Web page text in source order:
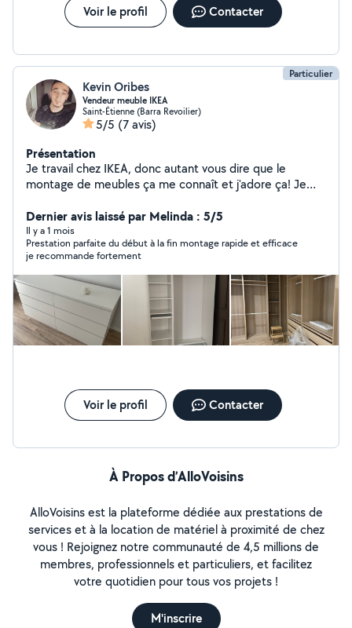
Voir le profil Contacter
Particulier
Kevin Oribes
Vendeur meuble IKEA
Saint-Étienne (Barra Revoilier)
5/5 (7 avis)
Présentation
Je travail chez IKEA, donc autant vous dire que le
montage de meubles ça me connaît et j'adore ça! Je
ainsi que de l'entretien extérieur. Je peux également
vous faire le ménage, vos courses, m'occuper de vos
animaux etc
Dernier avis laissé par Melinda : 5/5
Il y a 1 mois
Prestation parfaite du début à la fin montage rapide et efficace
je recommande fortement
Voir le profil Contacter
À Propos d’AlloVoisins
AlloVoisins est la plateforme dédiée aux prestations de
services et à la location de matériel à proximité de chez
vous ! Rejoignez notre communauté de 4,5 millions de
membres, professionnels et particuliers, et facilitez
votre quotidien pour tous vos projets !
M'inscrire